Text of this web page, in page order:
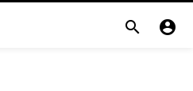
 